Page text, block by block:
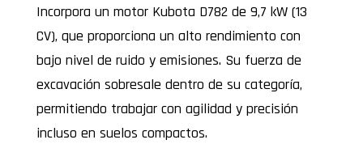
Incorpora un motor Kubota D782 de 9,7 kW (13
CV), que proporciona un alto rendimiento con
bajo nivel de ruido y emisiones. Su fuerza de
excavación sobresale dentro de su categoría,
permitiendo trabajar con agilidad y precisión
incluso en suelos compactos.